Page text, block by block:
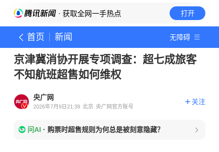
· 获取全网一手热点 打开
首页 新闻 无障碍
京津冀消协开展专项调查：超七成旅客
不知航班超售如何维权
央广网
2026年7月9日21:39 北京 央广网官方账号
关注
问AI · 购票时超售规则为何总是被刻意隐藏？